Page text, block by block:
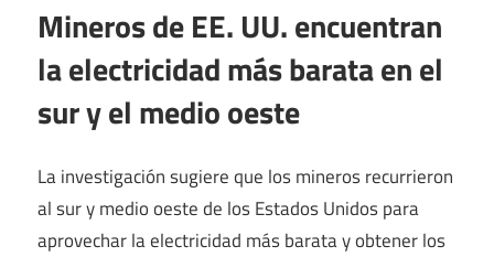
Mineros de EE. UU. encuentran
la electricidad más barata en el
sur y el medio oeste
La investigación sugiere que los mineros recurrieron
al sur y medio oeste de los Estados Unidos para
aprovechar la electricidad más barata y obtener los